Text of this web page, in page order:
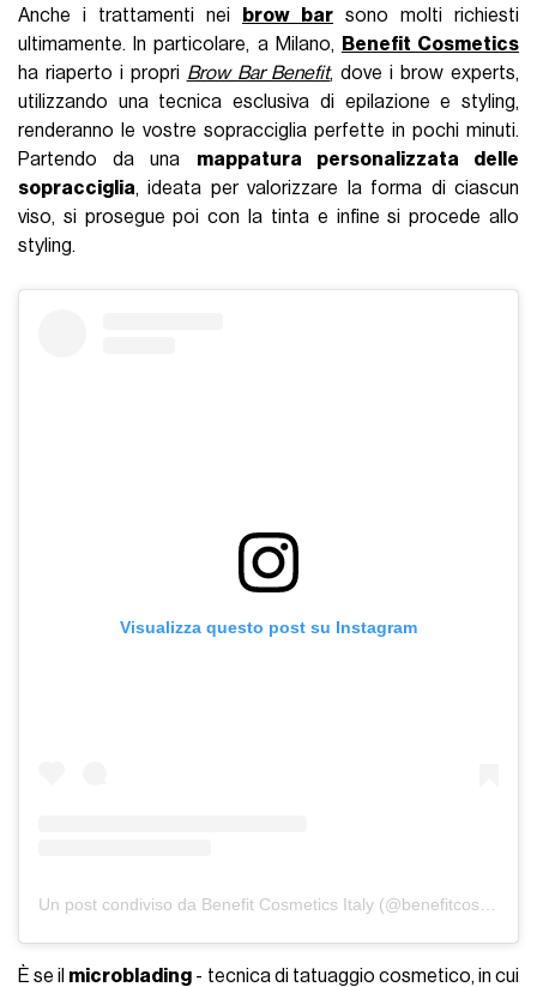
Anche i trattamenti nei brow bar sono molti richiesti
ultimamente. In particolare, a Milano,
Benefit Cosmetics
ha riaperto i propri Brow Bar Benefit, dove i brow experts,
utilizzando una tecnica esclusiva di epilazione e styling,
renderanno le vostre sopracciglia perfette in pochi minuti.
Partendo da una mappatura personalizzata delle
sopracciglia, ideata per valorizzare la forma di ciascun
viso, si prosegue poi con la tinta e infine si procede allo
styling.
Visualizza questo post su Instagram
È se il microblading - tecnica di tatuaggio cosmetico, in cui